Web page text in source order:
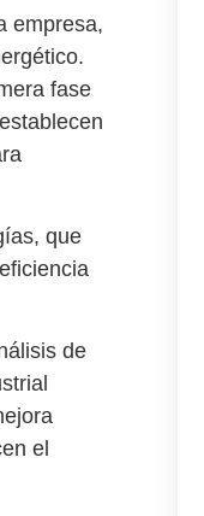
empresa,
fase
que
de
el